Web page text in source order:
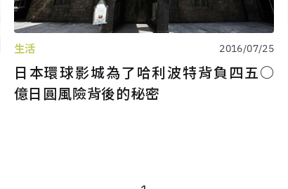
生活 2016/07/25
日本環球影城為了哈利波特背負四五○
億日圓風險背後的秘密